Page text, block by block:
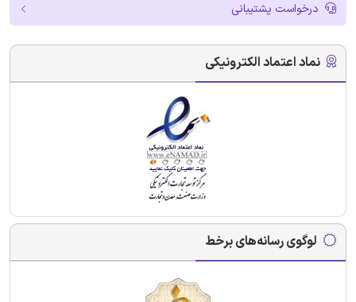
درخواست پشتیبانی
نماد اعتماد الکترونیکی
لوگوی رسانه‌های برخط